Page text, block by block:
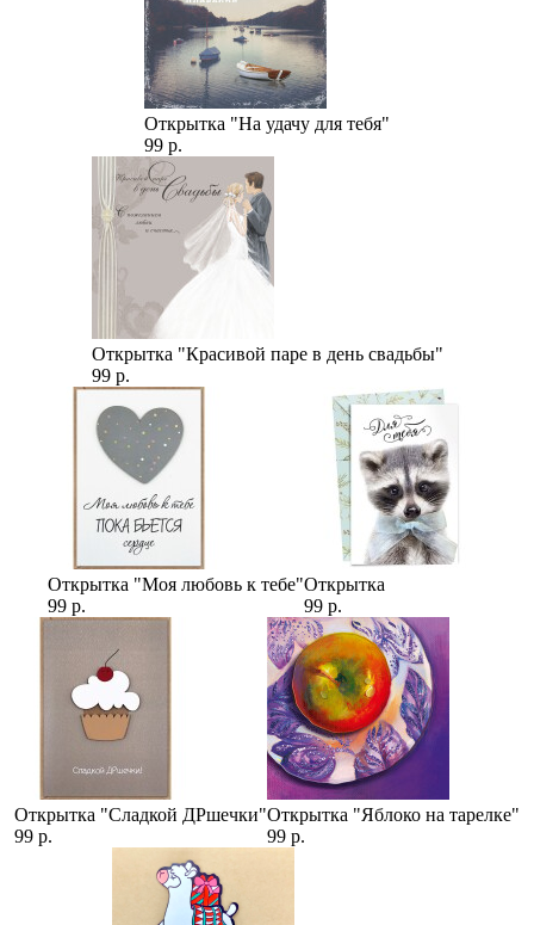
Открытка "На удачу для тебя"
99 р.
Открытка "Красивой паре в день свадьбы"
99 р.
Открытка "Моя любовь к тебе"
99 р.
Открытка
99 р.
Открытка "Сладкой ДРшечки"
99 р.
Открытка "Яблоко на тарелке"
99 р.